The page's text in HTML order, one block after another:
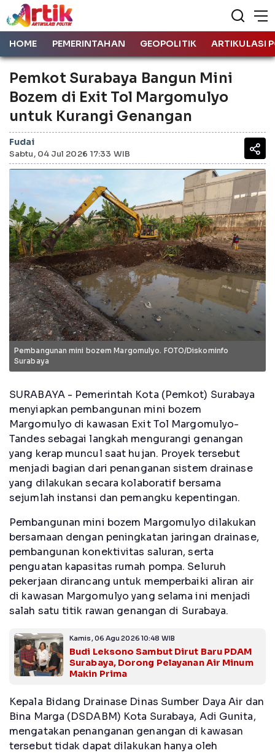
HOME PEMERINTAHAN GEOPOLITIK ARTIKULASI
Pemkot Surabaya Bangun Mini
Bozem di Exit Tol Margomulyo
untuk Kurangi Genangan
Fudai
Sabtu, 04 Jul 2026 17:33 WIB
Pembangunan mini bozem Margomulyo. FOTO/Diskominfo
Surabaya
SURABAYA - Pemerintah Kota (Pemkot) Surabaya
menyiapkan pembangunan mini bozem
Margomulyo di kawasan Exit Tol Margomulyo-
Tandes sebagai langkah mengurangi genangan
yang kerap muncul saat hujan. Proyek tersebut
menjadi bagian dari penanganan sistem drainase
yang dilakukan secara kolaboratif bersama
sejumlah instansi dan pemangku kepentingan.
Pembangunan mini bozem Margomulyo dilakukan
bersamaan dengan peningkatan jaringan drainase,
pembangunan konektivitas saluran, serta
penguatan kapasitas rumah pompa. Seluruh
pekerjaan dirancang untuk memperbaiki aliran air
di kawasan Margomulyo yang selama ini menjadi
salah satu titik rawan genangan di Surabaya.
Kamis, 06 Agu 2026 10:48 WIB
Budi Leksono Sambut Dirut Baru PDAM
Surabaya, Dorong Pelayanan Air Minum
Makin Prima
Kepala Bidang Drainase Dinas Sumber Daya Air dan
Bina Marga (DSDABM) Kota Surabaya, Adi Gunita,
mengatakan penanganan genangan di kawasan
tersebut tidak dapat dilakukan hanya oleh